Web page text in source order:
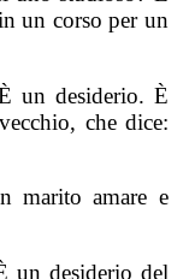
un corso per un
un desiderio. È
che dice:
marito amare e
un desiderio del